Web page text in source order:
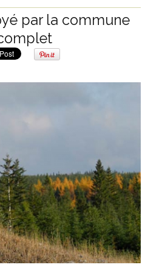
par la commune